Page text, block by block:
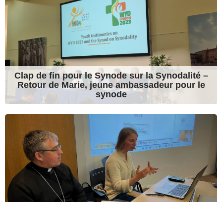
Clap de fin pour le Synode sur la Synodalité –
Retour de Marie, jeune ambassadeur pour le
synode